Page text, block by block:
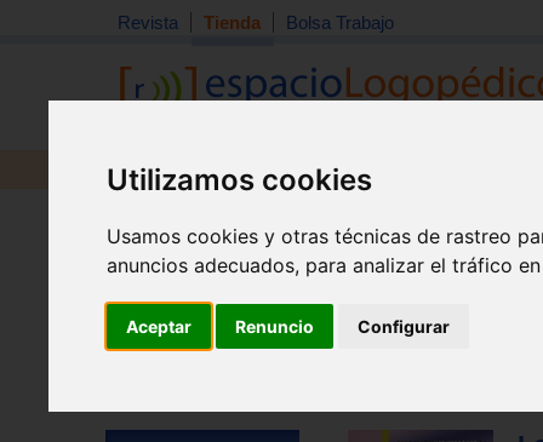
Utilizamos cookies
Usamos cookies y otras técnicas de rastreo
anuncios adecuados, para analizar el tráfico
Aceptar Renuncio Configurar
Revista Tienda Bolsa Trabajo
Revista Libros Material